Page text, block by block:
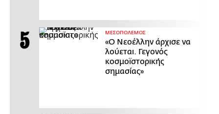
ΜΕΣΟΠΟΛΕΜΟΣ
«Ο Νεοέλλην άρχισε να
λούεται. Γεγονός
κοσμοϊστορικής
σημασίας»